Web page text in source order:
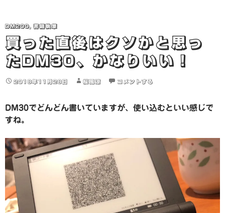
DM200, 書籍執筆
買った直後はクソかと思っ
たDM30、かなりいい！
2018年11月28日 桜風涼 コメントする
DM30でどんどん書いていますが、使い込むといい感じで
すね。